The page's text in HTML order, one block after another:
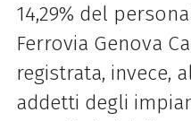
14,29% del
Ferrovia Genova
registrata, invece,
addetti degli